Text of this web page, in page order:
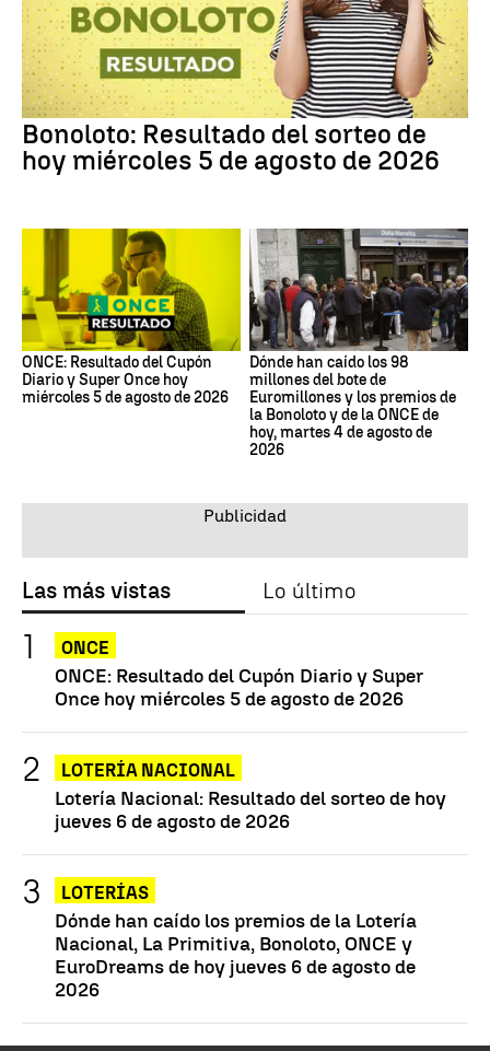
Bonoloto: Resultado del sorteo de
hoy miércoles 5 de agosto de 2026
ONCE: Resultado del Cupón
Diario y Super Once hoy
miércoles 5 de agosto de 2026
Dónde han caído los 98
millones del bote de
Euromillones y los premios de
la Bonoloto y de la ONCE de
hoy, martes 4 de agosto de
2026
Las más vistas Lo último
ONCE
ONCE: Resultado del Cupón Diario y Super
Once hoy miércoles 5 de agosto de 2026
LOTERÍA NACIONAL
Lotería Nacional: Resultado del sorteo de hoy
jueves 6 de agosto de 2026
LOTERÍAS
Dónde han caído los premios de la Lotería
Nacional, La Primitiva, Bonoloto, ONCE y
EuroDreams de hoy jueves 6 de agosto de
2026